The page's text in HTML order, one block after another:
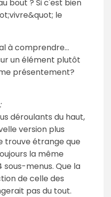
bout ? Si c'est bien
le
à comprendre...
un élément plutôt
présentement?
déroulants du haut,
version plus
trouve étrange que
la même
sous-menus. Que la
de celle des
pas du tout.